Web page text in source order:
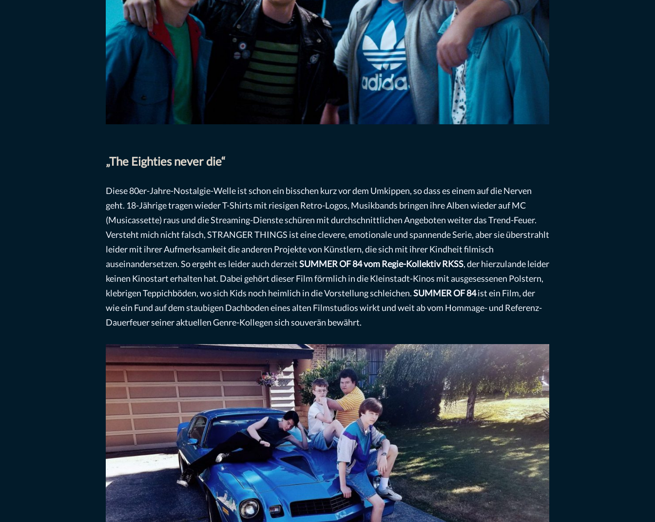
„The Eighties never die“
Diese 80er-Jahre-Nostalgie-Welle ist schon ein bisschen kurz vor dem Umkippen, so dass es einem auf die Nerven
geht. 18-Jährige tragen wieder T-Shirts mit riesigen Retro-Logos, Musikbands bringen ihre Alben wieder auf MC
(Musicassette) raus und die Streaming-Dienste schüren mit durchschnittlichen Angeboten weiter das Trend-Feuer.
Versteht mich nicht falsch, STRANGER THINGS ist eine clevere, emotionale und spannende Serie, aber sie überstrahlt
leider mit ihrer Aufmerksamkeit die anderen Projekte von Künstlern, die sich mit ihrer Kindheit filmisch
auseinandersetzen. So ergeht es leider auch derzeitSUMMER OF 84 vom Regie-Kollektiv RKSS, der hierzulande leider
keinen Kinostart erhalten hat. Dabei gehört dieser Film förmlich in die Kleinstadt-Kinos mit ausgesessenen Polstern,
klebrigen Teppichböden, wo sich Kids noch heimlich in die Vorstellung schleichen.SUMMER OF 84ist ein Film, der
wie ein Fund auf dem staubigen Dachboden eines alten Filmstudios wirkt und weit ab vom Hommage- und Referenz-
Dauerfeuer seiner aktuellen Genre-Kollegen sich souverän bewährt.